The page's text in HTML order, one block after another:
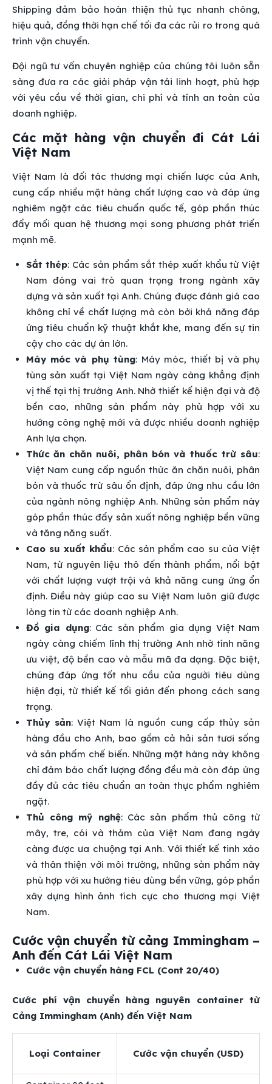
Shipping đảm bảo hoàn thiện thủ tục nhanh chóng,
hiệu quả, đồng thời hạn chế tối đa các rủi ro trong quá
trình vận chuyển.
Đội ngũ tư vấn chuyên nghiệp của chúng tôi luôn sẵn
sàng đưa ra các giải pháp vận tải linh hoạt, phù hợp
với yêu cầu về thời gian, chi phí và tính an toàn của
doanh nghiệp.
Các mặt hàng vận chuyển đi Cát Lái
Việt Nam
Việt Nam là đối tác thương mại chiến lược của Anh,
cung cấp nhiều mặt hàng chất lượng cao và đáp ứng
nghiêm ngặt các tiêu chuẩn quốc tế, góp phần thúc
đẩy mối quan hệ thương mại song phương phát triển
mạnh mẽ.
Sắt thép: Các sản phẩm sắt thép xuất khẩu từ Việt
Nam đóng vai trò quan trọng trong ngành xây
dựng và sản xuất tại Anh. Chúng được đánh giá cao
không chỉ về chất lượng mà còn bởi khả năng đáp
ứng tiêu chuẩn kỹ thuật khắt khe, mang đến sự tin
cậy cho các dự án lớn.
Máy móc và phụ tùng: Máy móc, thiết bị và phụ
tùng sản xuất tại Việt Nam ngày càng khẳng định
vị thế tại thị trường Anh. Nhờ thiết kế hiện đại và độ
bền cao, những sản phẩm này phù hợp với xu
hướng công nghệ mới và được nhiều doanh nghiệp
Anh lựa chọn.
Thức ăn chăn nuôi, phân bón và thuốc trừ sâu:
Việt Nam cung cấp nguồn thức ăn chăn nuôi, phân
bón và thuốc trừ sâu ổn định, đáp ứng nhu cầu lớn
của ngành nông nghiệp Anh. Những sản phẩm này
góp phần thúc đẩy sản xuất nông nghiệp bền vững
và tăng năng suất.
Cao su xuất khẩu: Các sản phẩm cao su của Việt
Nam, từ nguyên liệu thô đến thành phẩm, nổi bật
với chất lượng vượt trội và khả năng cung ứng ổn
định. Điều này giúp cao su Việt Nam luôn giữ được
lòng tin từ các doanh nghiệp Anh.
Đồ gia dụng: Các sản phẩm gia dụng Việt Nam
ngày càng chiếm lĩnh thị trường Anh nhờ tính năng
ưu việt, độ bền cao và mẫu mã đa dạng. Đặc biệt,
chúng đáp ứng tốt nhu cầu của người tiêu dùng
hiện đại, từ thiết kế tối giản đến phong cách sang
trọng.
Thủy sản: Việt Nam là nguồn cung cấp thủy sản
hàng đầu cho Anh, bao gồm cả hải sản tươi sống
và sản phẩm chế biến. Những mặt hàng này không
chỉ đảm bảo chất lượng đồng đều mà còn đáp ứng
đầy đủ các tiêu chuẩn an toàn thực phẩm nghiêm
ngặt.
Thủ công mỹ nghệ: Các sản phẩm thủ công từ
mây, tre, cói và thảm của Việt Nam đang ngày
càng được ưa chuộng tại Anh. Với thiết kế tinh xảo
và thân thiện với môi trường, những sản phẩm này
phù hợp với xu hướng tiêu dùng bền vững, góp phần
xây dựng hình ảnh tích cực cho thương mại Việt
Nam.
Cước vận chuyển từ cảng Immingham –
Anh đến Cát Lái Việt Nam
Cước vận chuyển hàng FCL (Cont 20/40)
Cước phí vận chuyển hàng nguyên container từ
Cảng Immingham (Anh) đến Việt Nam
Loại Container Cước vận chuyển (USD)